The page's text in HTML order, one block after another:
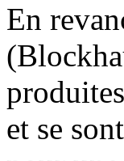
En
et se